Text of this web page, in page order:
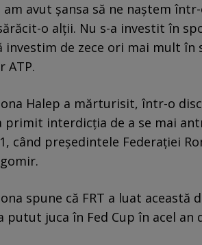
am avut șansa să ne naștem
o alții. Nu s-a investit în
investim de zece ori mai mult
ATP.
Halep a mărturisit, într-o
primit interdicția de a se mai
când președintele Federației
spune că FRT a luat
putut juca în Fed Cup în acel an